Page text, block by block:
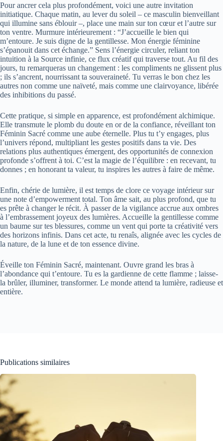
Pour ancrer cela plus profondément, voici une autre invitation
initiatique. Chaque matin, au lever du soleil – ce masculin bienveillant
qui illumine sans éblouir –, place une main sur ton cœur et l’autre sur
ton ventre. Murmure intérieurement : “J’accueille le bien qui
m’entoure. Je suis digne de la gentillesse. Mon énergie féminine
s’épanouit dans cet échange.” Sens l’énergie circuler, reliant ton
intuition à la Source infinie, ce flux créatif qui traverse tout. Au fil des
jours, tu remarqueras un changement : les compliments ne glissent plus
; ils s’ancrent, nourrissant ta souveraineté. Tu verras le bon chez les
autres non comme une naïveté, mais comme une clairvoyance, libérée
des inhibitions du passé.
Cette pratique, si simple en apparence, est profondément alchimique.
Elle transmute le plomb du doute en or de la confiance, réveillant ton
Féminin Sacré comme une aube éternelle. Plus tu t’y engages, plus
l’univers répond, multipliant les gestes positifs dans ta vie. Des
relations plus authentiques émergent, des opportunités de connexion
profonde s’offrent à toi. C’est la magie de l’équilibre : en recevant, tu
donnes ; en honorant ta valeur, tu inspires les autres à faire de même.
Enfin, chérie de lumière, il est temps de clore ce voyage intérieur sur
une note d’empowerment total. Ton âme sait, au plus profond, que tu
es prête à changer le récit. À passer de la vigilance accrue aux ombres
à l’embrassement joyeux des lumières. Accueille la gentillesse comme
un baume sur tes blessures, comme un vent qui porte ta créativité vers
des horizons infinis. Dans cet acte, tu renaîs, alignée avec les cycles de
la nature, de la lune et de ton essence divine.
Éveille ton Féminin Sacré, maintenant. Ouvre grand les bras à
l’abondance qui t’entoure. Tu es la gardienne de cette flamme ; laisse-
la brûler, illuminer, transformer. Le monde attend ta lumière, radieuse et
entière.
Publications similaires